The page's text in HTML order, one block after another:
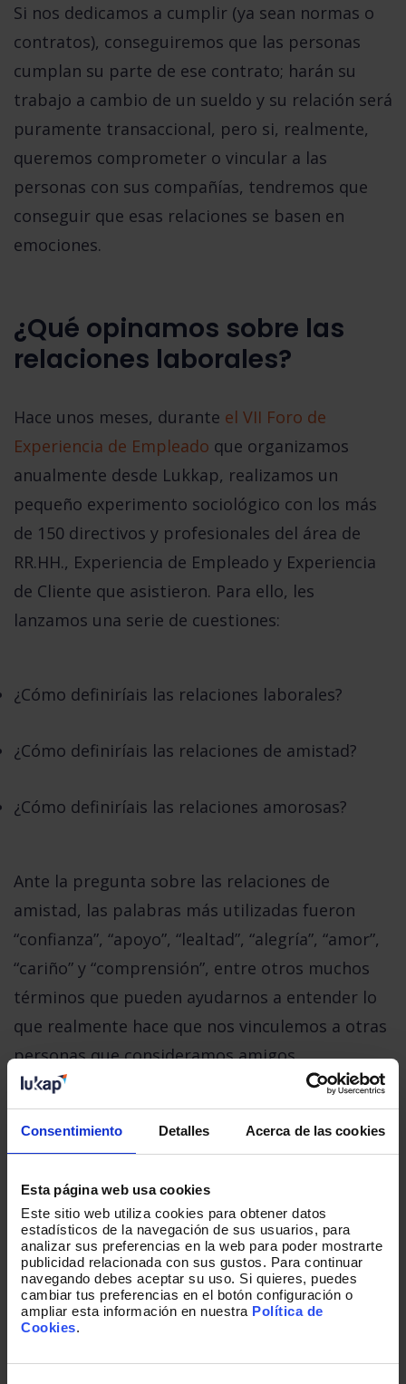
Consentimiento Detalles Acerca de las cookies
Esta página web usa cookies
Este sitio web utiliza cookies para obtener datos
estadísticos de la navegación de sus usuarios, para
analizar sus preferencias en la web para poder mostrarte
publicidad relacionada con sus gustos. Para continuar
navegando debes aceptar su uso. Si quieres, puedes
cambiar tus preferencias en el botón configuración o
ampliar esta información en nuestra Política de
Cookies.
Si nos dedicamos a cumplir (ya sean normas o
contratos), conseguiremos que las personas
cumplan su parte de ese contrato; harán su
trabajo a cambio de un sueldo y su relación será
puramente transaccional, pero si, realmente,
queremos comprometer o vincular a las
personas con sus compañías, tendremos que
conseguir que esas relaciones se basen en
emociones.
¿Qué opinamos sobre las
relaciones laborales?
Hace unos meses, durante el VII Foro de
Experiencia de Empleado que organizamos
anualmente desde Lukkap, realizamos un
pequeño experimento sociológico con los más
de 150 directivos y profesionales del área de
RR.HH., Experiencia de Empleado y Experiencia
de Cliente que asistieron. Para ello, les
lanzamos una serie de cuestiones:
¿Cómo definiríais las relaciones laborales?
¿Cómo definiríais las relaciones de amistad?
¿Cómo definiríais las relaciones amorosas?
Ante la pregunta sobre las relaciones de
amistad, las palabras más utilizadas fueron
“confianza”, “apoyo”, “lealtad”, “alegría”, “amor”,
“cariño” y “comprensión”, entre otros muchos
términos que pueden ayudarnos a entender lo
que realmente hace que nos vinculemos a otras
personas que consideramos amigos.
Cuando indagamos acerca de lo que les venía a
la mente cuando pensaban en las relaciones